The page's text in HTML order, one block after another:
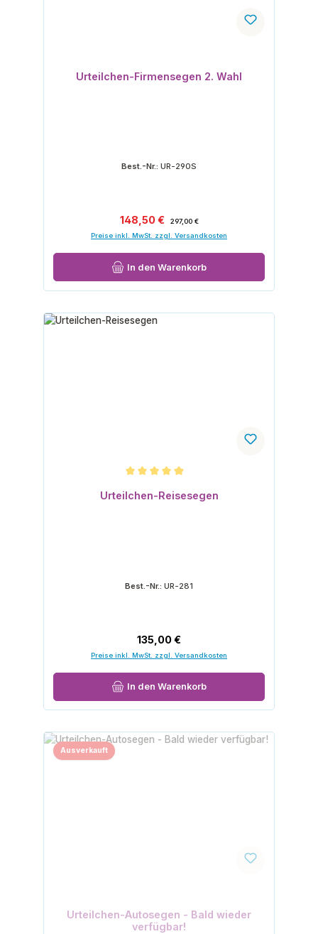
Urteilchen-Firmensegen 2. Wahl
Best.-Nr.: UR-290S
Verkaufspreis:
148,50 € Regulärer Preis:
297,00 €
Preise inkl. MwSt. zzgl. Versandkosten
In den Warenkorb
Urteilchen-Reisesegen
Best.-Nr.: UR-281
Regulärer Preis:
135,00 €
Preise inkl. MwSt. zzgl. Versandkosten
In den Warenkorb
Ausverkauft
Urteilchen-Autosegen - Bald wieder
verfügbar!